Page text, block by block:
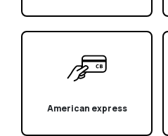
American express